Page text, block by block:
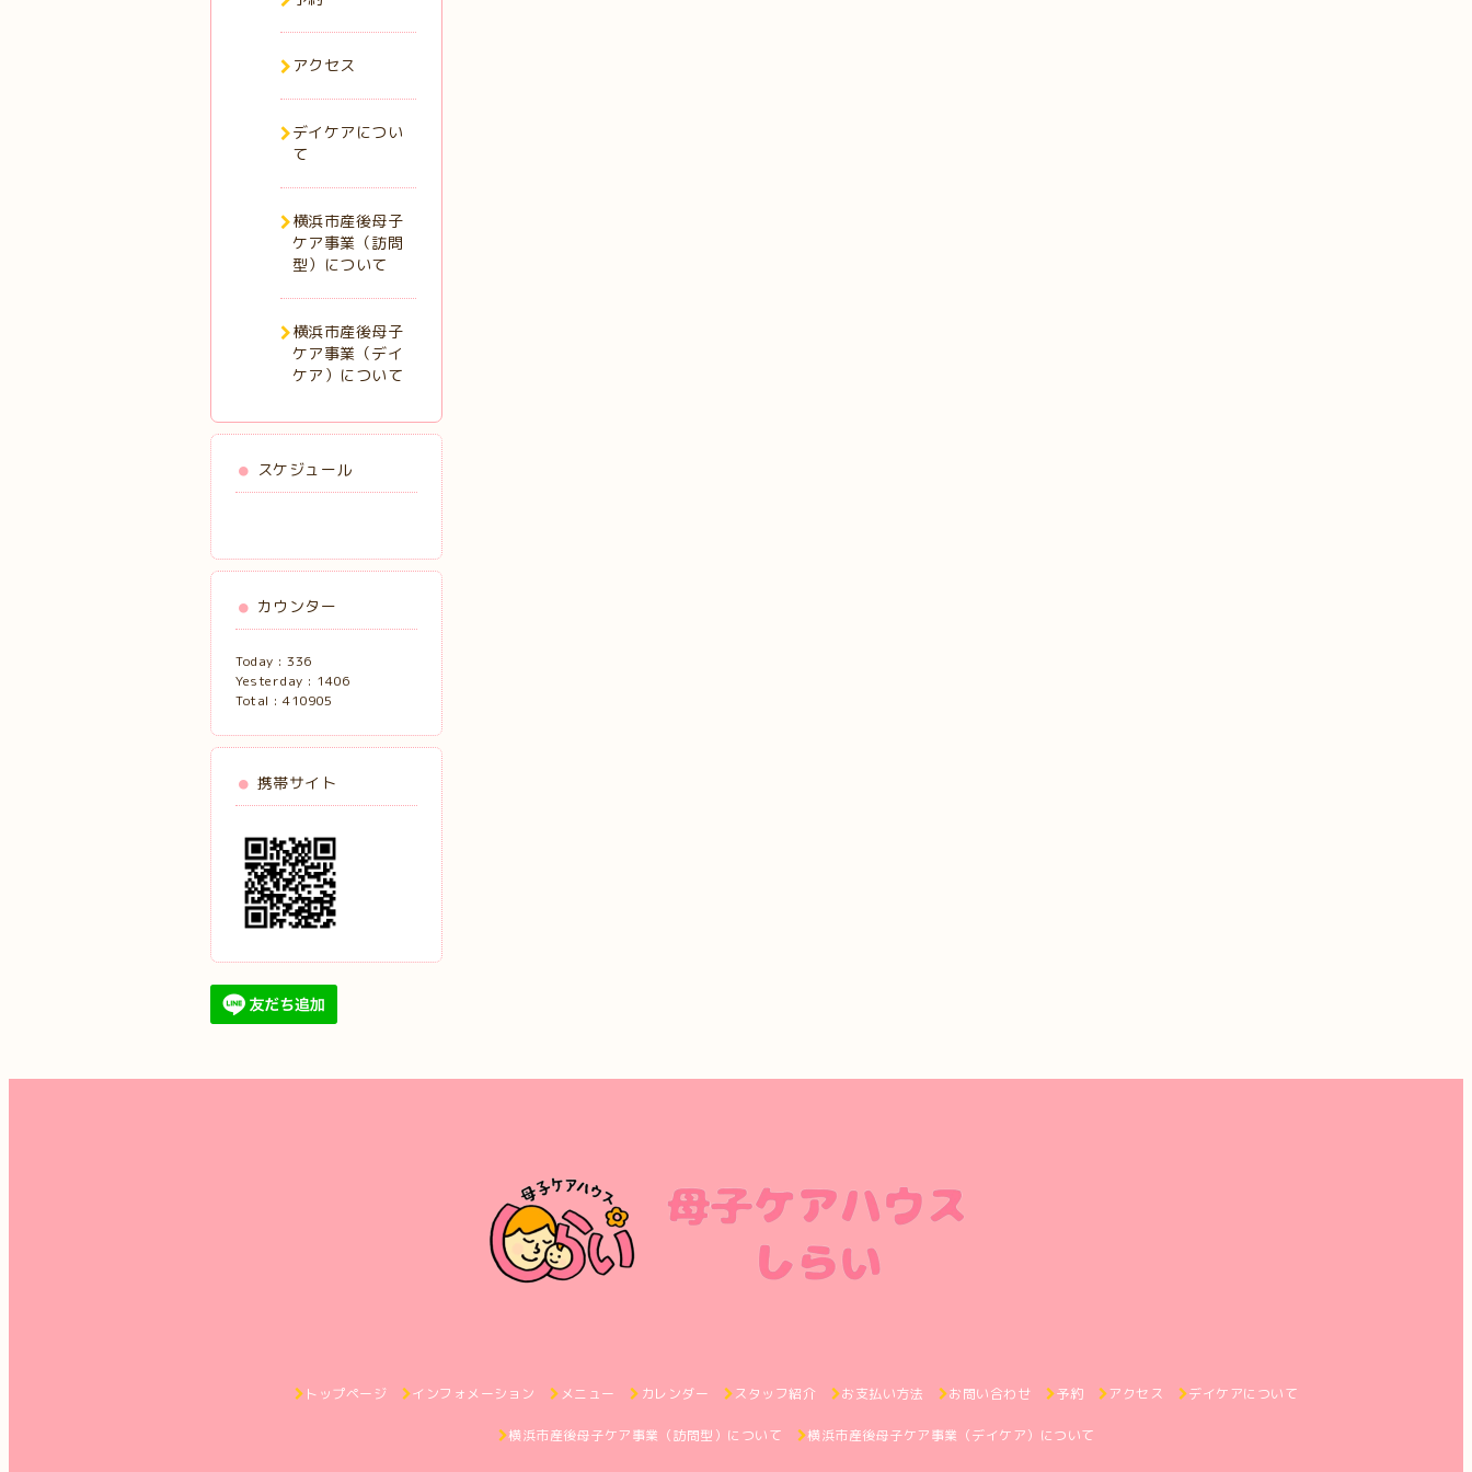
アクセス
デイケアについ
て
横浜市産後母子
ケア事業（訪問
型）について
横浜市産後母子
ケア事業（デイ
ケア）について
スケジュール
カウンター
Today : 336
Yesterday : 1406
Total : 410905
携帯サイト
トップページ インフォメーション メニュー カレンダー スタッフ紹介 お支払い方法 お問い合わせ 予約 アクセス デイケアについて
横浜市産後母子ケア事業（訪問型）について 横浜市産後母子ケア事業（デイケア）について